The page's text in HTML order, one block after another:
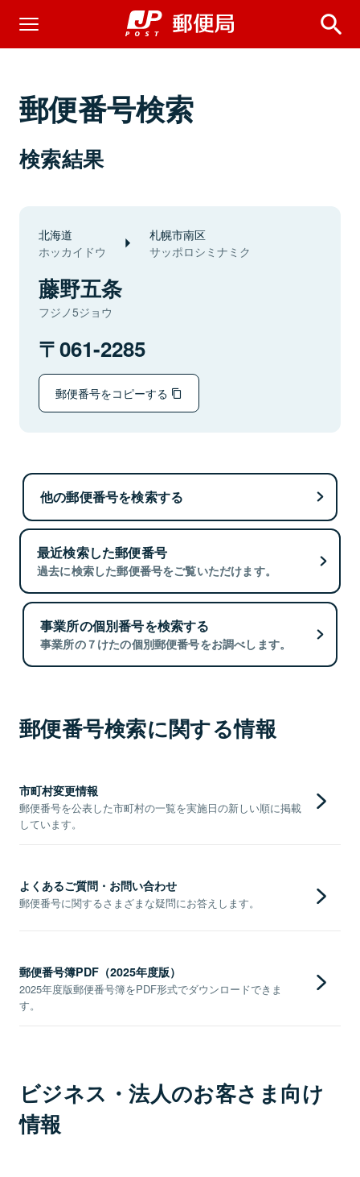
郵便番号検索
検索結果
北海道
ホッカイドウ
札幌市南区
サッポロシミナミク
藤野五条
フジノ5ジョウ
061-2285
郵便番号をコピーする
他の郵便番号を検索する
最近検索した郵便番号
過去に検索した郵便番号をご覧いただけます。
事業所の個別番号を検索する
事業所の７けたの個別郵便番号をお調べします。
郵便番号検索に関する情報
市町村変更情報
郵便番号を公表した市町村の一覧を実施日の新しい順に掲載
しています。
よくあるご質問・お問い合わせ
郵便番号に関するさまざまな疑問にお答えします。
郵便番号簿PDF（2025年度版）
2025年度版郵便番号簿をPDF形式でダウンロードできま
す。
ビジネス・法人のお客さま向け
情報